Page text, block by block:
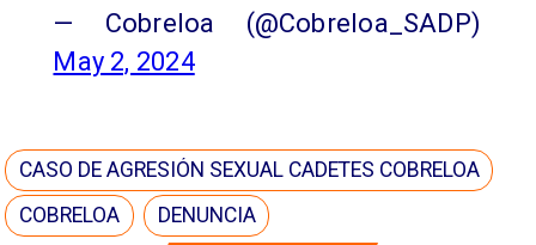
— Cobreloa (@Cobreloa_SADP)
May 2, 2024
CASO DE AGRESIÓN SEXUAL CADETES COBRELOA
COBRELOA
DENUNCIA